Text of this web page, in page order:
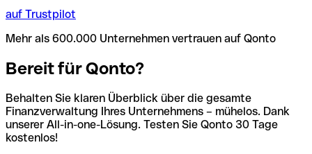
auf Trustpilot
Mehr als 600.000 Unternehmen vertrauen auf Qonto
Bereit für Qonto?
Behalten Sie klaren Überblick über die gesamte
Finanzverwaltung Ihres Unternehmens – mühelos. Dank
unserer All-in-one-Lösung. Testen Sie Qonto 30 Tage
kostenlos!